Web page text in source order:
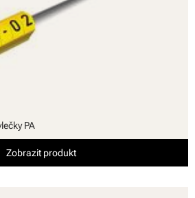
PA
Zobrazit produkt